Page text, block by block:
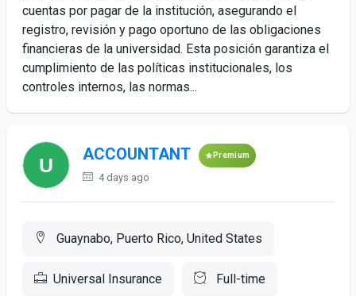
cuentas por pagar de la institución, asegurando el
registro, revisión y pago oportuno de las obligaciones
financieras de la universidad. Esta posición garantiza el
cumplimiento de las políticas institucionales, los
controles internos, las normas...
ACCOUNTANT Premium
4 days ago
Guaynabo, Puerto Rico, United States
Universal Insurance Full-time